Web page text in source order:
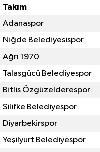
Takım
Adanaspor
Niğde Belediyesispor
Ağrı 1970
Talasgücü Belediyespor
Bitlis Özgüzelderespor
Silifke Belediyespor
Diyarbekirspor
Yeşilyurt Belediyespor